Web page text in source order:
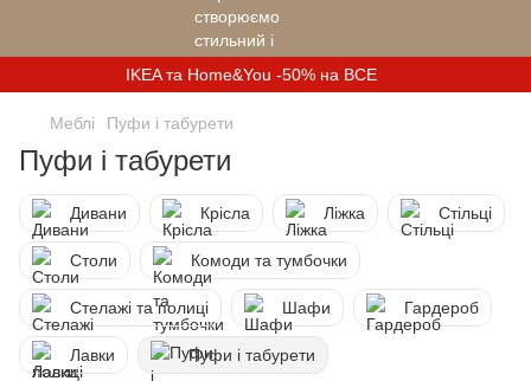
IKEA та Home&You -50% на ВСЕ
Меблі Пуфи і табурети
Пуфи і табурети
Дивани Крісла Ліжка Стільці
Столи Комоди та тумбочки
Стелажі та полиці Шафи Гардероб
Лавки Пуфи і табурети